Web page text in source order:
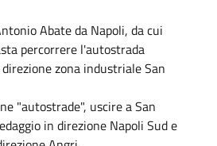
Abate da Napoli, da cui
percorrere l'autostrada
zona industriale San
"autostrade", uscire a San
in direzione Napoli Sud e